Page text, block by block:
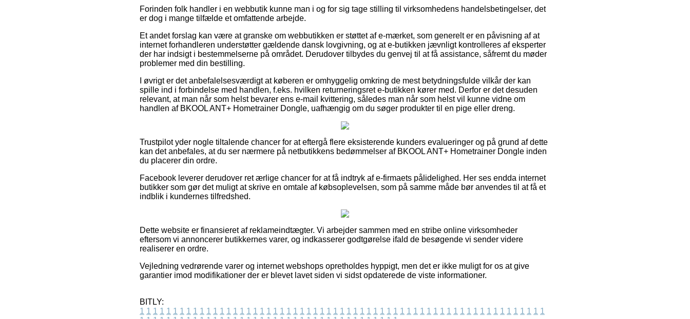
Forinden folk handler i en webbutik kunne man i og for sig tage stilling til virksomhedens handelsbetingelser, det
er dog i mange tilfælde et omfattende arbejde.
Et andet forslag kan være at granske om webbutikken er støttet af e-mærket, som generelt er en påvisning af at
internet forhandleren understøtter gældende dansk lovgivning, og at e-butikken jævnligt kontrolleres af eksperter
der har indsigt i bestemmelserne på området. Derudover tilbydes du genvej til at få assistance, såfremt du møder
problemer med din bestilling.
I øvrigt er det anbefalelsesværdigt at køberen er omhyggelig omkring de mest betydningsfulde vilkår der kan
spille ind i forbindelse med handlen, f.eks. hvilken returneringsret e-butikken kører med. Derfor er det desuden
relevant, at man når som helst bevarer ens e-mail kvittering, således man når som helst vil kunne vidne om
handlen af BKOOL ANT+ Hometrainer Dongle, uafhængig om du søger produkter til en pige eller dreng.
Trustpilot yder nogle tiltalende chancer for at eftergå flere eksisterende kunders evalueringer og på grund af dette
kan det anbefales, at du ser nærmere på netbutikkens bedømmelser af BKOOL ANT+ Hometrainer Dongle inden
du placerer din ordre.
Facebook leverer derudover ret ærlige chancer for at få indtryk af e-firmaets pålidelighed. Her ses endda internet
butikker som gør det muligt at skrive en omtale af købsoplevelsen, som på samme måde bør anvendes til at få et
indblik i kundernes tilfredshed.
Dette website er finansieret af reklameindtægter. Vi arbejder sammen med en stribe online virksomheder
eftersom vi annoncerer butikkernes varer, og indkasserer godtgørelse ifald de besøgende vi sender videre
realiserer en ordre.
Vejledning vedrørende varer og internet webshops opretholdes hyppigt, men det er ikke muligt for os at give
garantier imod modifikationer der er blevet lavet siden vi sidst opdaterede de viste informationer.
BITLY:
1 1 1 1 1 1 1 1 1 1 1 1 1 1 1 1 1 1 1 1 1 1 1 1 1 1 1 1 1 1 1 1 1 1 1 1 1 1 1 1 1 1 1 1 1 1 1 1 1 1 1 1 1 1 1 1 1 1 1 1 1